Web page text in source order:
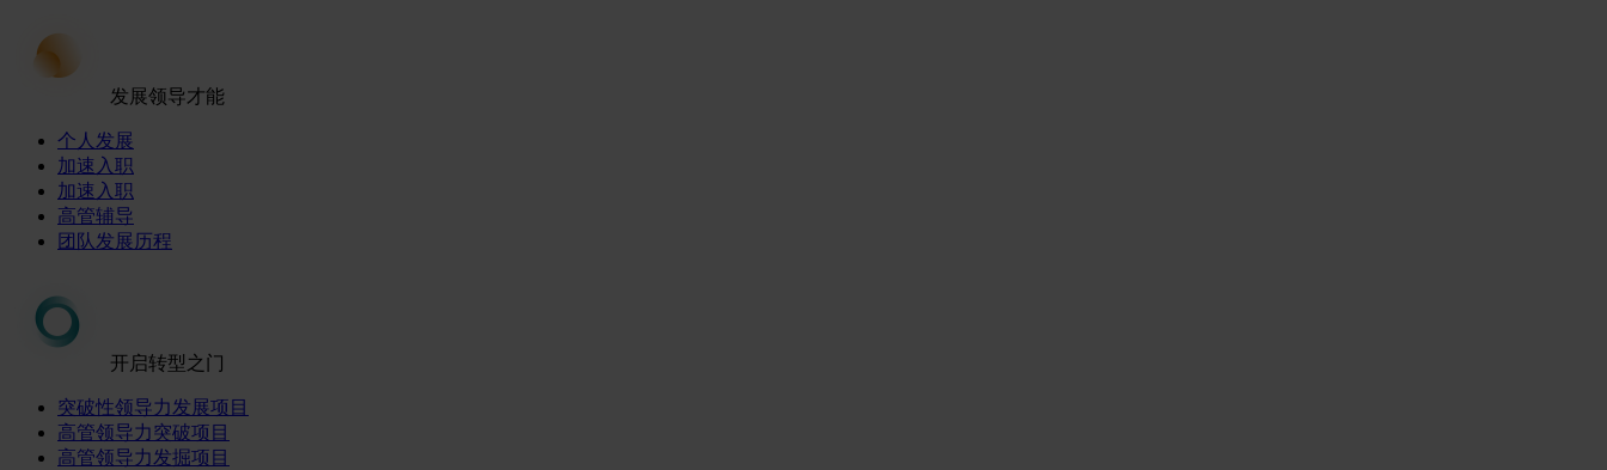
发展领导才能
个人发展
加速入职
加速入职
高管辅导
团队发展历程
开启转型之门
突破性领导力发展项目
高管领导力突破项目
高管领导力发掘项目